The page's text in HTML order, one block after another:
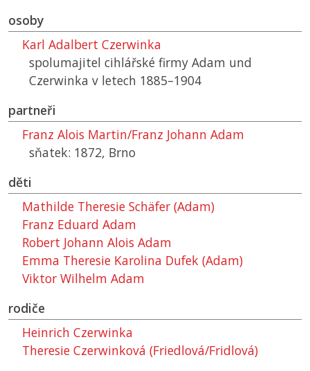
osoby
Karl Adalbert Czerwinka
spolumajitel cihlářské firmy Adam und
Czerwinka v letech 1885–1904
partneři
Franz Alois Martin/Franz Johann Adam
sňatek: 1872, Brno
děti
Mathilde Theresie Schäfer (Adam)
Franz Eduard Adam
Robert Johann Alois Adam
Emma Theresie Karolina Dufek (Adam)
Viktor Wilhelm Adam
rodiče
Heinrich Czerwinka
Theresie Czerwinková (Friedlová/Fridlová)